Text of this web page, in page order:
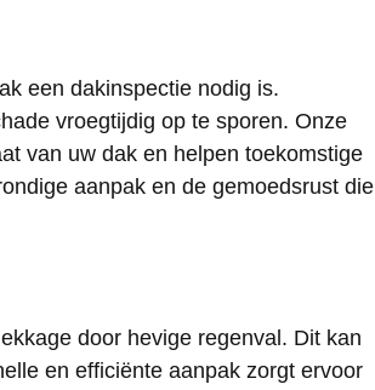
een dakinspectie nodig is.
vroegtijdig op te sporen. Onze
van uw dak en helpen toekomstige
aanpak en de gemoedsrust die
door hevige regenval. Dit kan
en efficiënte aanpak zorgt ervoor